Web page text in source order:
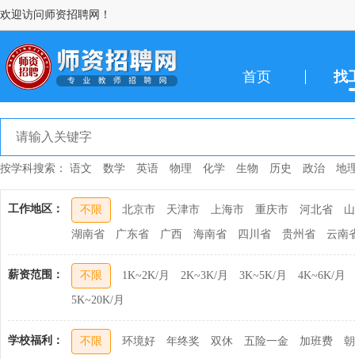
欢迎访问师资招聘网！
首页 找
按学科搜索： 语文 数学 英语 物理 化学 生物 历史 政治 地
工作地区： 不限 北京市 天津市 上海市 重庆市 河北省
湖南省 广东省 广西 海南省 四川省 贵州省 云南
薪资范围： 不限 1K~2K/月 2K~3K/月 3K~5K/月 4K~6K/月
5K~20K/月
学校福利： 不限 环境好 年终奖 双休 五险一金 加班费